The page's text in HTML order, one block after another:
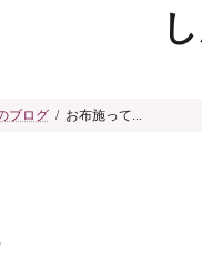
ブログ お布施って...